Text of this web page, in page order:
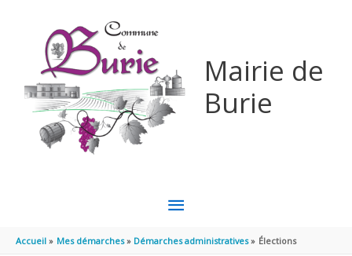
Mairie de
Burie
MENU
PRINCIPAL
Accueil Mes démarches Démarches administratives Élections